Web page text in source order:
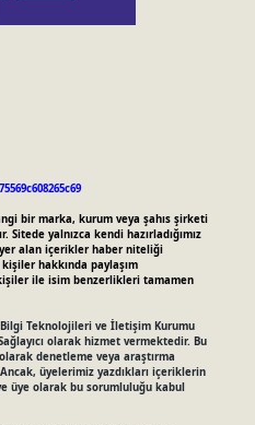
bir marka, kurum veya şahıs şirketi
yalnızca kendi hazırladığımız
alan içerikler haber niteliği
hakkında paylaşım
ile isim benzerlikleri tamamen
Bilgi Teknolojileri ve İletişim Kurumu
olarak hizmet vermektedir. Bu
denetleme veya araştırma
üyelerimiz yazdıkları içeriklerin
üye olarak bu sorumluluğu kabul